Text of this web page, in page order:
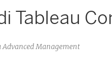
Tableau
Advanced Management